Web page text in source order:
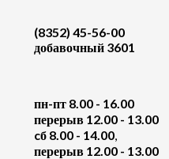
(8352) 45-56-00
добавочный 3601
пн-пт 8.00 - 16.00
перерыв 12.00 - 13.00
cб 8.00 - 14.00,
перерыв 12.00 - 13.00